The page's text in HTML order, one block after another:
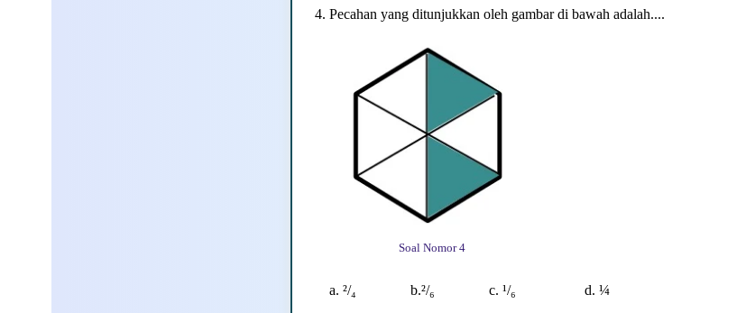
4. Pecahan yang ditunjukkan oleh gambar di bawah adalah....
Soal Nomor 4
a. ²/₄ b.²/₆ c. ¹/₆ d. ¼